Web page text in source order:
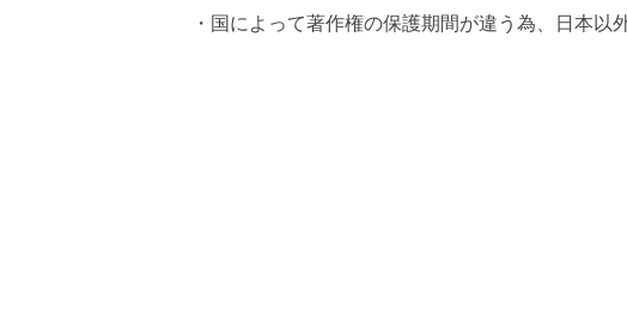
・国によって著作権の保護期間が違う為、日本以